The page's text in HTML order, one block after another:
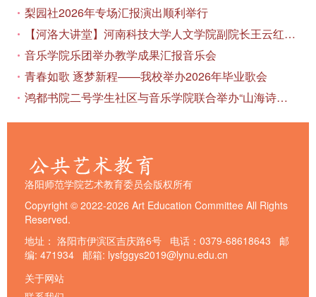
梨园社2026年专场汇报演出顺利举行
【河洛大讲堂】河南科技大学人文学院副院长王云红教授应邀作专题讲座
音乐学院乐团举办教学成果汇报音乐会
青春如歌 逐梦新程——我校举办2026年毕业歌会
鸿都书院二号学生社区与音乐学院联合举办“山海诗恋”合唱思政汇报音乐会
洛阳师范学院艺术教育委员会版权所有
Copyright © 2022-2026 Art Education Committee All Rights
Reserved.
地址： 洛阳市伊滨区吉庆路6号 电话：0379-68618643 邮
编: 471934 邮箱: lysfggys2019@lynu.edu.cn
关于网站